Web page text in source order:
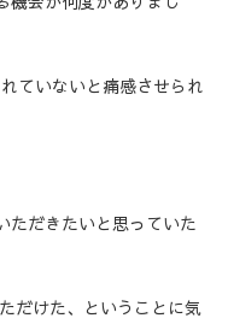
ていないと痛感させられ
ただきたいと思っていた
だけた、ということに気